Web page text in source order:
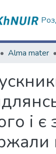
Alma mater
і є